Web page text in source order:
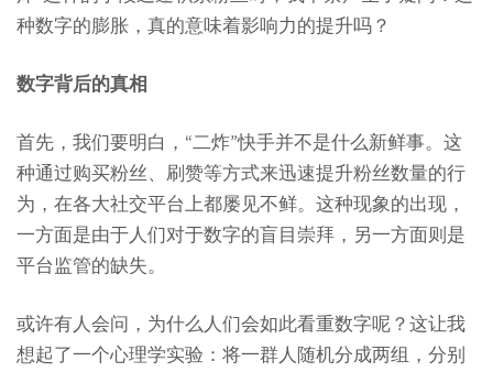
种数字的膨胀，真的意味着影响力的提升吗？
数字背后的真相
首先，我们要明白，“二炸”快手并不是什么新鲜事。这
种通过购买粉丝、刷赞等方式来迅速提升粉丝数量的行
为，在各大社交平台上都屡见不鲜。这种现象的出现，
一方面是由于人们对于数字的盲目崇拜，另一方面则是
平台监管的缺失。
或许有人会问，为什么人们会如此看重数字呢？这让我
想起了一个心理学实验：将一群人随机分成两组，分别